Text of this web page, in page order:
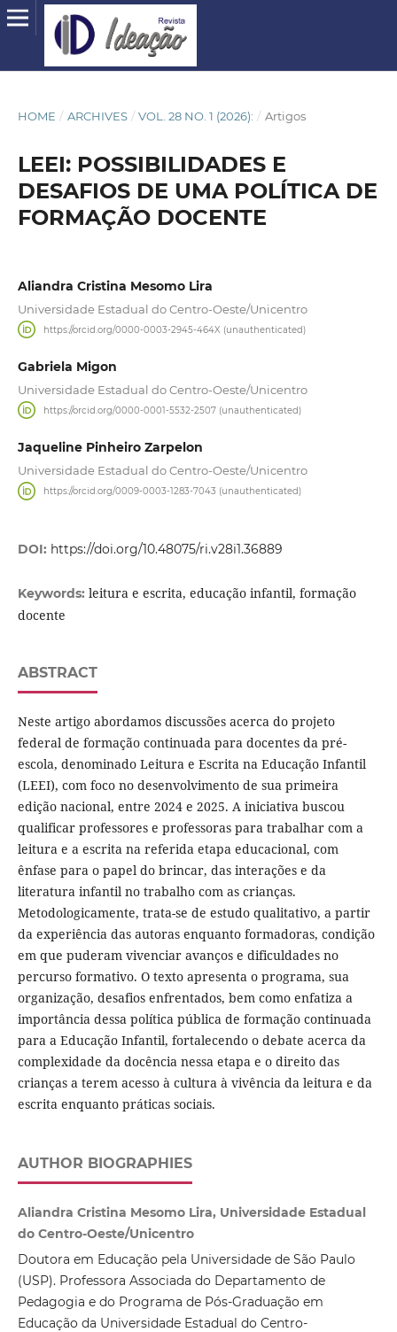
HOME / ARCHIVES / VOL. 28 NO. 1 (2026): / Artigos
LEEI: POSSIBILIDADES E
DESAFIOS DE UMA POLÍTICA DE
FORMAÇÃO DOCENTE
Aliandra Cristina Mesomo Lira
Universidade Estadual do Centro-Oeste/Unicentro
https://orcid.org/0000-0003-2945-464X (unauthenticated)
Gabriela Migon
Universidade Estadual do Centro-Oeste/Unicentro
https://orcid.org/0000-0001-5532-2507 (unauthenticated)
Jaqueline Pinheiro Zarpelon
Universidade Estadual do Centro-Oeste/Unicentro
https://orcid.org/0009-0003-1283-7043 (unauthenticated)
DOI: https://doi.org/10.48075/ri.v28i1.36889
Keywords: leitura e escrita, educação infantil, formação
docente
ABSTRACT
Neste artigo abordamos discussões acerca do projeto
federal de formação continuada para docentes da pré-
escola, denominado Leitura e Escrita na Educação Infantil
(LEEI), com foco no desenvolvimento de sua primeira
edição nacional, entre 2024 e 2025. A iniciativa buscou
qualificar professores e professoras para trabalhar com a
leitura e a escrita na referida etapa educacional, com
ênfase para o papel do brincar, das interações e da
literatura infantil no trabalho com as crianças.
Metodologicamente, trata-se de estudo qualitativo, a partir
da experiência das autoras enquanto formadoras, condição
em que puderam vivenciar avanços e dificuldades no
percurso formativo. O texto apresenta o programa, sua
organização, desafios enfrentados, bem como enfatiza a
importância dessa política pública de formação continuada
para a Educação Infantil, fortalecendo o debate acerca da
complexidade da docência nessa etapa e o direito das
crianças a terem acesso à cultura à vivência da leitura e da
escrita enquanto práticas sociais.
AUTHOR BIOGRAPHIES
Aliandra Cristina Mesomo Lira, Universidade Estadual
do Centro-Oeste/Unicentro
Doutora em Educação pela Universidade de São Paulo
(USP). Professora Associada do Departamento de
Pedagogia e do Programa de Pós-Graduação em
Educação da Universidade Estadual do Centro-